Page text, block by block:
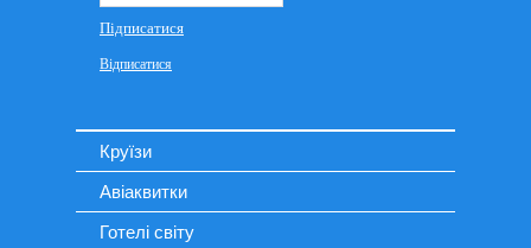
Круїзи
Авіаквитки
Готелі світу